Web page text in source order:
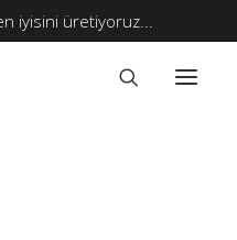
iyisini üretiyoruz...